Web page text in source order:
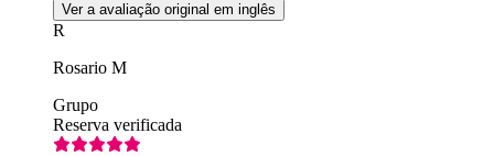
Ver a avaliação original em inglês
R
Rosario M
Grupo
Reserva verificada